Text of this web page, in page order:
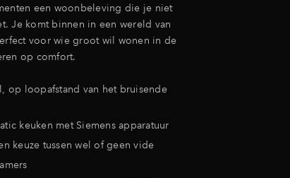
een woonbeleving die je niet
Je komt binnen in een wereld van
voor wie groot wil wonen in de
op comfort.
op loopafstand van het bruisende
keuken met Siemens apparatuur
keuze tussen wel of geen vide